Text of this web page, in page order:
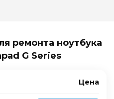
ремонта ноутбука
G Series
Цена